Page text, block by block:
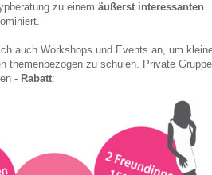
zu einem äußerst interessanten
auch Workshops und Events an, um
themenbezogen zu schulen. Private
- Rabatt: